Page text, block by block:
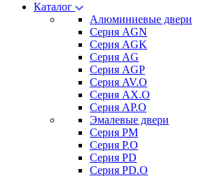
Каталог
Алюминиевые двери
Серия AGN
Серия AGK
Серия AG
Серия AGP
Серия AV.O
Серия AX.O
Серия AP.O
Эмалевые двери
Серия PM
Серия P.O
Серия PD
Серия PD.O